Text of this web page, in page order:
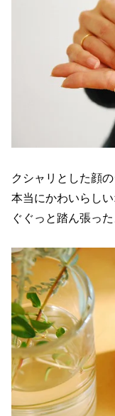
クシャリとした顔の
本当にかわいらしい
ぐぐっと踏ん張っ